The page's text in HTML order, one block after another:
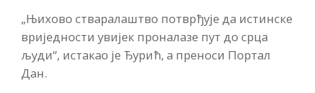
„Њихово стваралаштво потврђује да истинске
вриједности увијек проналазе пут до срца
људи“, истакао је Ђурић, а преноси Портал
Дан.